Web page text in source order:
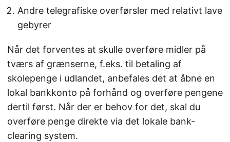
Andre telegrafiske overførsler med relativt lave
gebyrer
Når det forventes at skulle overføre midler på
tværs af grænserne, f.eks. til betaling af
skolepenge i udlandet, anbefales det at åbne en
lokal bankkonto på forhånd og overføre pengene
dertil først. Når der er behov for det, skal du
overføre penge direkte via det lokale bank-
clearing system.